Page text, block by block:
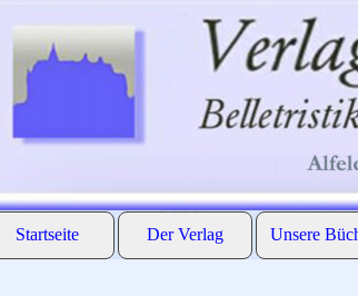
Startseite Der Verlag ▼
Unsere